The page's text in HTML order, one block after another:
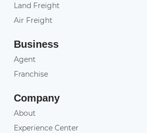
Land Freight
Air Freight
Business
Agent
Franchise
Company
About
Experience Center